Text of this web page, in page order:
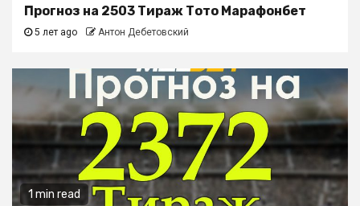
Прогноз на 2503 Тираж Тото Марафонбет
5 лет ago Антон Дебетовский
1 min read